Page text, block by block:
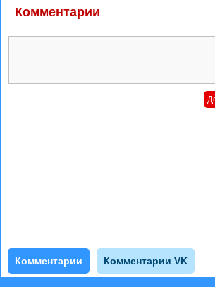
Комментарии
Комментарии Комментарии VK